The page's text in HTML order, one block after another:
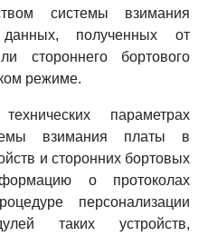
системы взимания
полученных от
стороннего бортового
режиме.
параметрах
взимания платы в
и сторонних бортовых
о протоколах
персонализации
таких устройств,